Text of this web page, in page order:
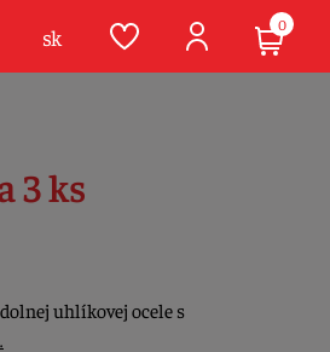
3 ks
uhlíkovej ocele s
sk 0